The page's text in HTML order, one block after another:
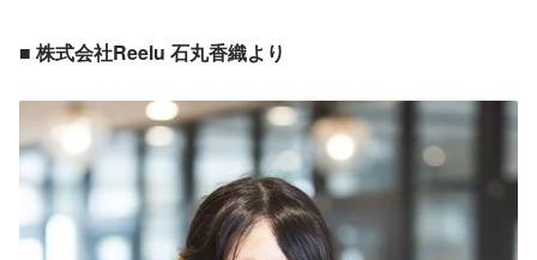
■ 株式会社Reelu 石丸香織より